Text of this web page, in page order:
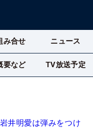
み合せ ニュース
要など TV放送予定
井明愛は弾みをつけ